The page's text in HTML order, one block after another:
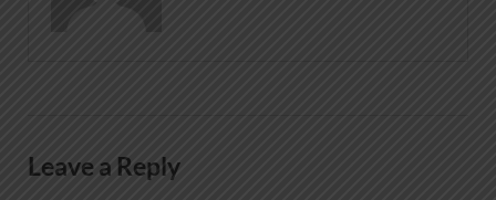
Leave a Reply